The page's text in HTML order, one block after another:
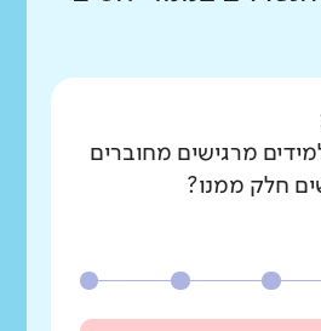
מרגישים מחוברים
חלק ממנו?